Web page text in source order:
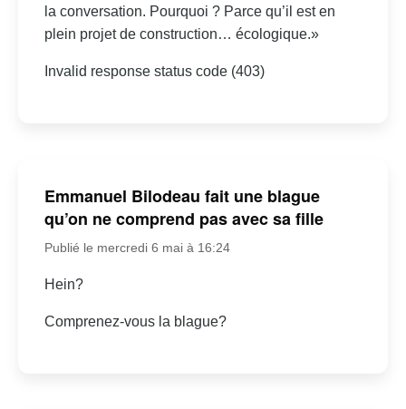
la conversation. Pourquoi ? Parce qu’il est en
plein projet de construction… écologique.»
Invalid response status code (403)
Emmanuel Bilodeau fait une blague
qu’on ne comprend pas avec sa fille
Publié le mercredi 6 mai à 16:24
Hein?
Comprenez-vous la blague?